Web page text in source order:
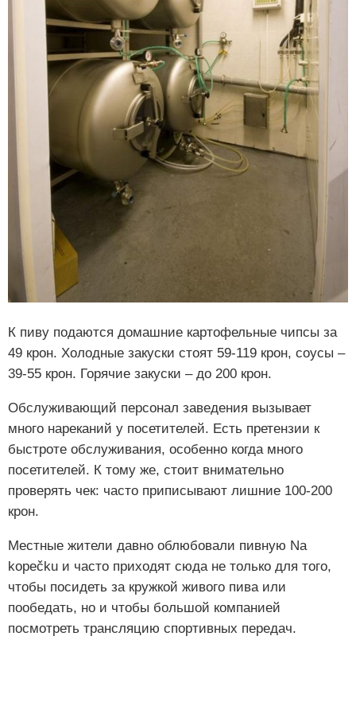
К пиву подаются домашние картофельные чипсы за
49 крон. Холодные закуски стоят 59-119 крон, соусы –
39-55 крон. Горячие закуски – до 200 крон.
Обслуживающий персонал заведения вызывает
много нареканий у посетителей. Есть претензии к
быстроте обслуживания, особенно когда много
посетителей. К тому же, стоит внимательно
проверять чек: часто приписывают лишние 100-200
крон.
Местные жители давно облюбовали пивную Na
kopečku и часто приходят сюда не только для того,
чтобы посидеть за кружкой живого пива или
пообедать, но и чтобы большой компанией
посмотреть трансляцию спортивных передач.